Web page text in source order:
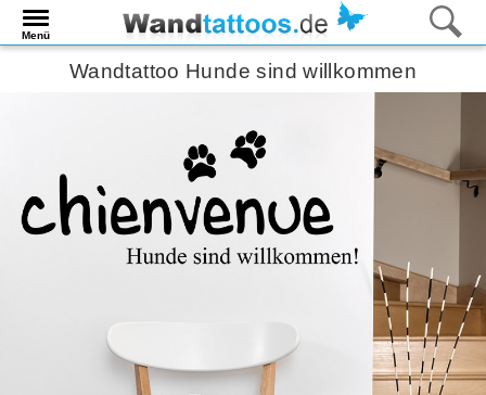
Menü
Wandtattoo Hunde sind willkommen